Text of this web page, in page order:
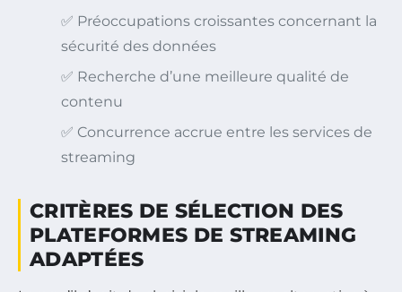
✅ Préoccupations croissantes concernant la
sécurité des données
✅ Recherche d’une meilleure qualité de
contenu
✅ Concurrence accrue entre les services de
streaming
CRITÈRES DE SÉLECTION DES
PLATEFORMES DE STREAMING
ADAPTÉES